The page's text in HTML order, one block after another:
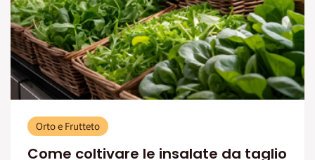
Orto e Frutteto
Come coltivare le insalate da taglio